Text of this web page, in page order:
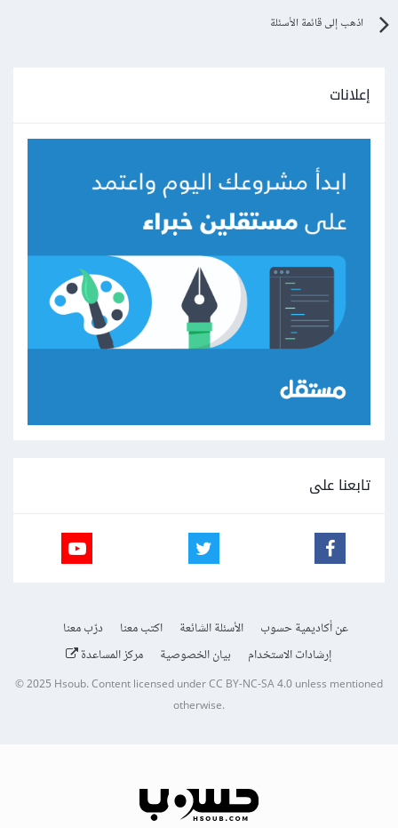
اذهب إلى قائمة الأسئلة
إعلانات
تابعنا على
عن أكاديمية حسوب الأسئلة الشائعة اكتب معنا
درّب معنا
إرشادات الاستخدام
بيان الخصوصية مركز المساعدة
© 2025Hsoub.Content licensed underCC BY-NC-SA 4.0unless mentioned
otherwise.